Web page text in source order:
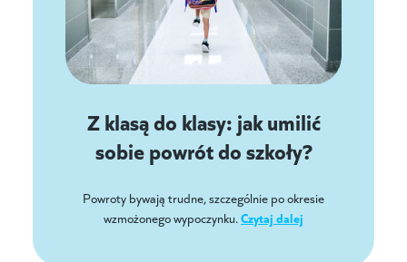
Z klasą do klasy: jak umilić
sobie powrót do szkoły?
Powroty bywają trudne, szczególnie po okresie
wzmożonego wypoczynku.Czytaj dalej